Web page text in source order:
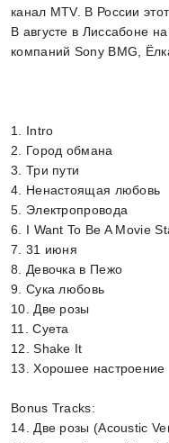
канал MTV. В России
В августе в Лиссабоне
компаний Sony BMG,
1. Intro
2. Город обмана
3. Три пути
4. Ненастоящая любовь
5. Электропровода
6. I Want To Be A Movie
7. 31 июня
8. Девочка в Пежо
9. Сука любовь
10. Две розы
11. Суета
12. Shake It
13. Хорошее настроение
Bonus Tracks:
14. Две розы (Acoustic